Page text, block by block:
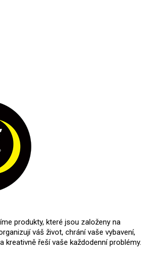
produkty, které jsou založeny na
váš život, chrání vaše vybavení,
kreativně řeší vaše každodenní problémy.